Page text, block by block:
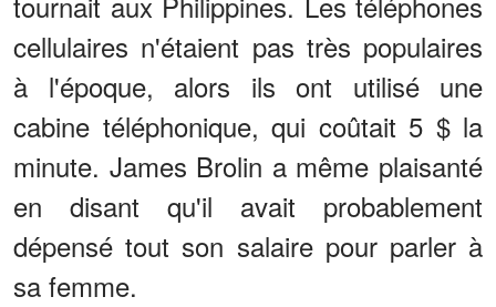
cellulaires n'étaient pas très populaires
à l'époque, alors ils ont utilisé une
cabine téléphonique, qui coûtait 5 $ la
minute. James Brolin a même plaisanté
en disant qu'il avait probablement
dépensé tout son salaire pour parler à
sa femme.